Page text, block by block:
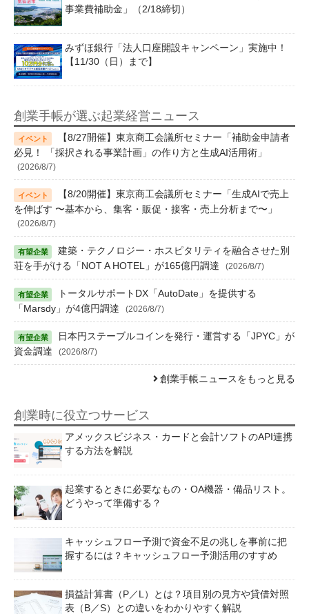
事業費補助金」（2/18締切）
みずほ銀行「法人口座開設キャンペーン」実施中！
【11/30（日）まで】
創業手帳が選ぶ起業経営ニュース
【8/27開催】東京商工会議所セミナー「補助金申請者
必見！ 「採択される事業計画」の作り方と生成AI活用術」
(2026/8/7)
【8/20開催】東京商工会議所セミナー「生成AIで売上
を伸ばす 〜基本から、集客・販促・接客・売上分析まで〜」
(2026/8/7)
建築・テクノロジー・ホスピタリティを融合させた別
荘を手がける「NOT A HOTEL」が165億円調達
(2026/8/7)
トータルサポートDX「AutoDate」を提供する
「Marsdy」が4億円調達
(2026/8/7)
日本円ステーブルコインを発行・運営する「JPYC」が
資金調達
(2026/8/7)
創業手帳ニュースをもっと見る
創業時に役立つサービス
アメックスビジネス・カードと会計ソフトのAPI連携
する方法を解説
起業するときに必要なもの・OA機器・備品リスト。
どうやって準備する？
キャッシュフロー予測で資金不足の兆しを事前に把
握するには？キャッシュフロー予測活用のすすめ
損益計算書（P／L）とは？項目別の見方や貸借対照
表（B／S）との違いをわかりやすく解説